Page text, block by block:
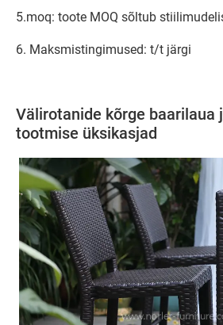
5.moq: toote MOQ sõltub
6. Maksmistingimused: t/t järgi
Välirotanide kõrge baarilaua
tootmise üksikasjad